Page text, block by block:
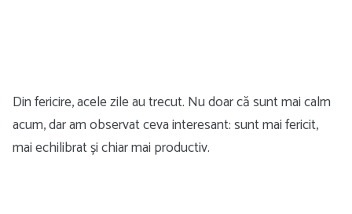
Din fericire, acele zile au trecut. Nu doar că sunt mai calm
acum, dar am observat ceva interesant: sunt mai fericit,
mai echilibrat și chiar mai productiv.